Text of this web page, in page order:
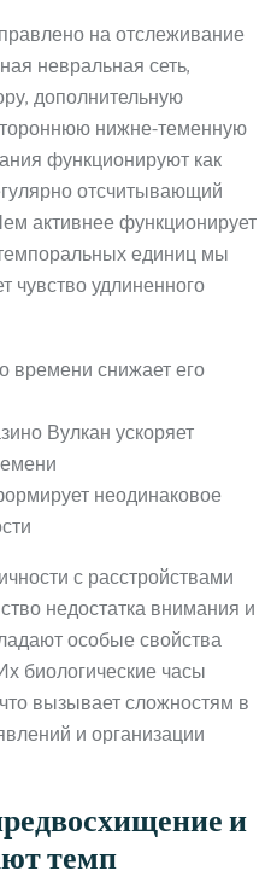
на отслеживание
невральная сеть,
дополнительную
нижне-теменную
функционируют как
отсчитывающий
активнее функционирует
единиц мы
чувство удлиненного
времени снижает его
Вулкан ускоряет
неодинаковое
с расстройствами
недостатка внимания и
особые свойства
биологические часы
вызывает сложностям в
и организации
и
темп